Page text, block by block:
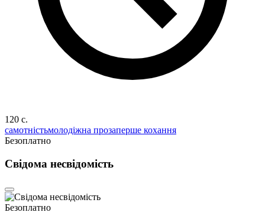
120 c.
самотністьмолодіжна прозаперше кохання
Безоплатно
Свідома несвідомість
Безоплатно